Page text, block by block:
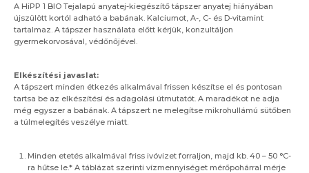
A HiPP 1 BIO Tejalapú anyatej-kiegészítő tápszer anyatej hiányában
újszülött kortól adható a babának. Kalciumot, A-, C- és D-vitamint
tartalmaz. A tápszer használata előtt kérjük, konzultáljon
gyermekorvosával, védőnőjével.
Elkészítési javaslat:
A tápszert minden étkezés alkalmával frissen készítse el és pontosan
tartsa be az elkészítési és adagolási útmutatót. A maradékot ne adja
még egyszer a babának. A tápszert ne melegítse mikrohullámú sütőben
a túlmelegítés veszélye miatt.
Minden etetés alkalmával friss ivóvizet forraljon, majd kb. 40 – 50 °C-
ra hűtse le.* A táblázat szerinti vízmennyiséget mérőpohárral mérje